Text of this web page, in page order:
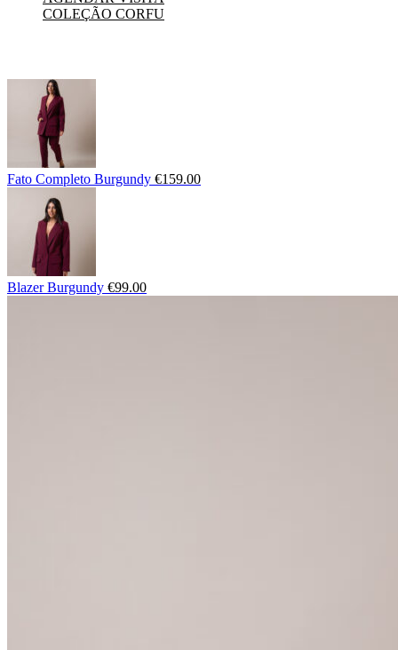
COLEÇÃO CORFU
Fato Completo Burgundy €159.00
Blazer Burgundy €99.00